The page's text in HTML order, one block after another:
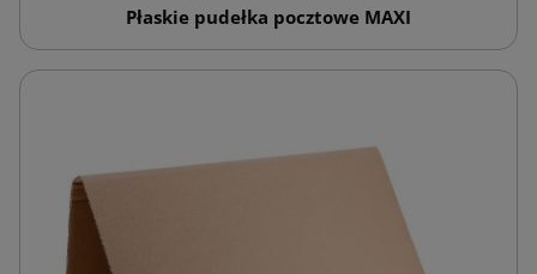
Płaskie pudełka pocztowe MAXI